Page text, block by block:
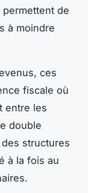
de
à moindre
ces
fiscale où
entre les
double
structures
à la fois au